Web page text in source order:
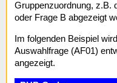
Gruppenzuordnung, z.B.
oder Frage B abgezeigt
Im folgenden Beispiel
Auswahlfrage (AF01)
angezeigt.